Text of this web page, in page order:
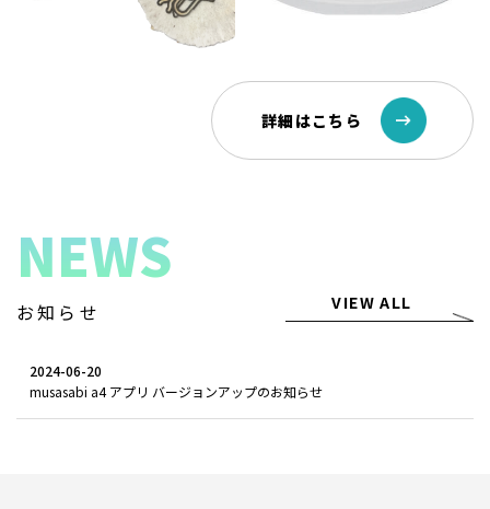
詳細はこちら
NEWS
お知らせ VIEW ALL
2024-06-20
musasabi a4 アプリ バージョンアップのお知らせ